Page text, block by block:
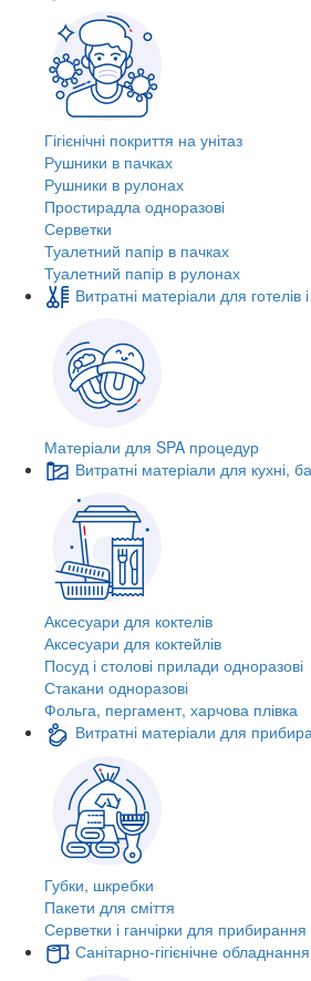
Гігієнічні покриття на унітаз
Рушники в пачках
Рушники в рулонах
Простирадла одноразові
Серветки
Туалетний папір в пачках
Туалетний папір в рулонах
Витратні матеріали для готелів
Матеріали для SPA процедур
Витратні матеріали для кухні,
Аксесуари для коктелів
Аксесуари для коктейлів
Посуд і столові прилади одноразові
Стакани одноразові
Фольга, пергамент, харчова плівка
Витратні матеріали для
Губки, шкребки
Пакети для сміття
Серветки і ганчірки для прибирання
Санітарно-гігієнічне обладнання